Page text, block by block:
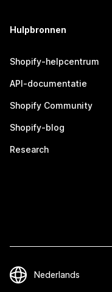
Hulpbronnen
Shopify-helpcentrum
API-documentatie
Shopify Community
Shopify-blog
Research